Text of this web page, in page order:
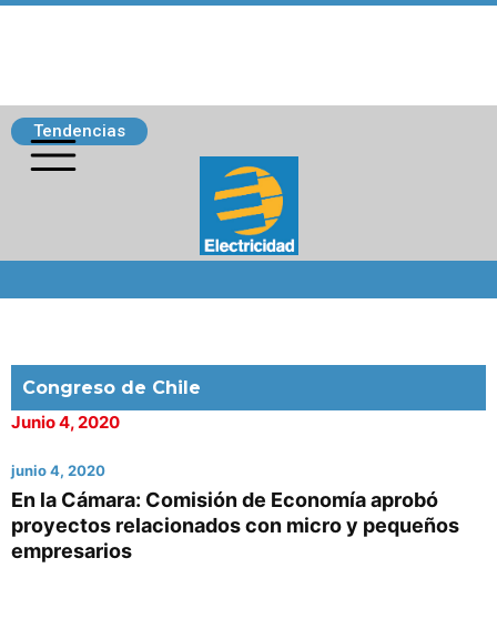
Tendencias
Congreso de Chile
Junio 4, 2020
junio 4, 2020
En la Cámara: Comisión de Economía aprobó
proyectos relacionados con micro y pequeños
empresarios